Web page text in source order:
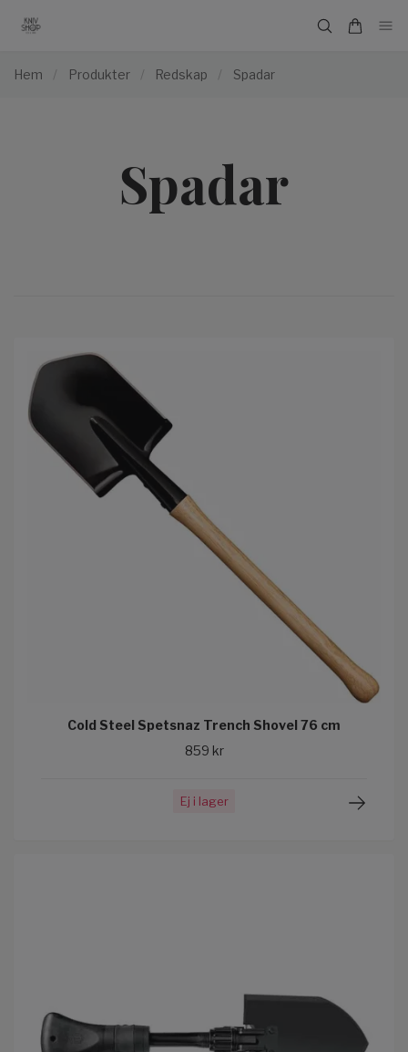
Hem / Produkter / Redskap / Spadar
Spadar
Cold Steel Spetsnaz Trench Shovel 76 cm
859 kr
Ej i lager